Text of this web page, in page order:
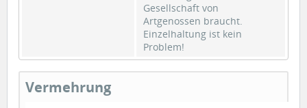
Gesellschaft von
Artgenossen braucht.
Einzelhaltung ist kein
Problem!
Vermehrung